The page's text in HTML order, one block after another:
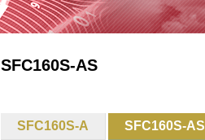
SFC160S-AS
SFC160S-A SFC160S-AS